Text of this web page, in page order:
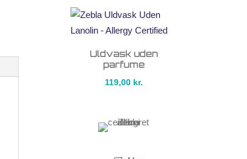
Uldvask uden
parfume
119,00 kr.